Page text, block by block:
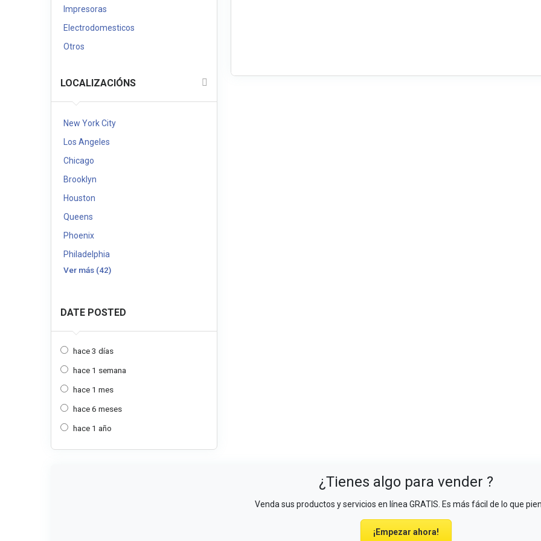
Impresoras
Electrodomesticos
Otros
LOCALIZACIÓNS
New York City
Los Angeles
Chicago
Brooklyn
Houston
Queens
Phoenix
Philadelphia
Ver más (42)
DATE POSTED
hace 3 días
hace 1 semana
hace 1 mes
hace 6 meses
hace 1 año
¿Tienes algo para vender ?
Venda sus productos y servicios en línea GRATIS. Es más fácil de lo que
¡Empezar ahora!